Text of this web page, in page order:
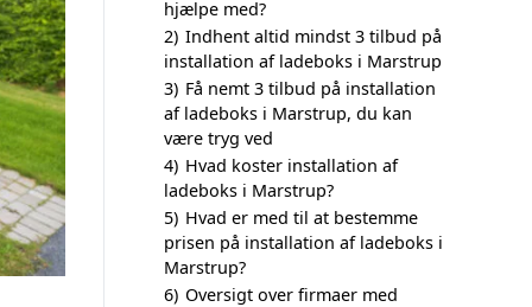
hjælpe med?
2) Indhent altid mindst 3 tilbud på
installation af ladeboks i Marstrup
3) Få nemt 3 tilbud på installation
af ladeboks i Marstrup, du kan
være tryg ved
4) Hvad koster installation af
ladeboks i Marstrup?
5) Hvad er med til at bestemme
prisen på installation af ladeboks i
Marstrup?
6) Oversigt over firmaer med